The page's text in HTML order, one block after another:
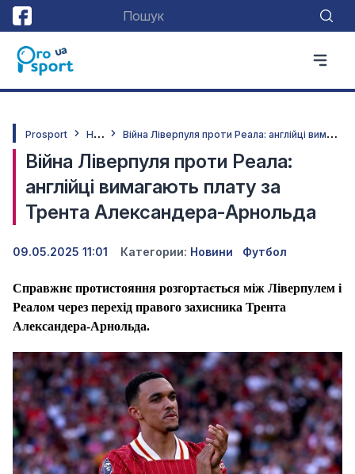
Prosport Н
овини В
ійна Ліверпуля проти Реала: англійці вимагають плату за Трента Александера-Арнольда
Війна Ліверпуля проти Реала:
англійці вимагають плату за
Трента Александера-Арнольда
09.05.2025 11:01 Категории: Новини Футбол
Справжнє протистояння розгортається між Ліверпулем і
Реалом через перехід правого захисника Трента
Александера-Арнольда.